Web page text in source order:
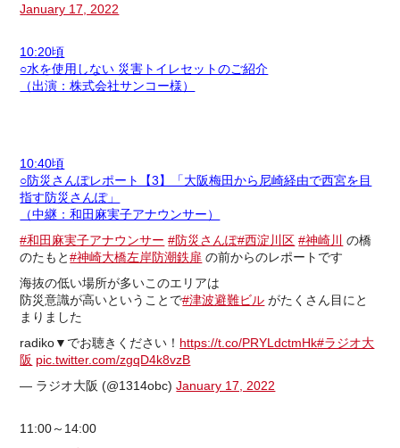
January 17, 2022
10:20頃
○水を使用しない 災害トイレセットのご紹介
（出演：株式会社サンコー様）
10:40頃
○防災さんぽレポート【3】「大阪梅田から尼崎経由で西宮を目
指す防災さんぽ」
（中継：和田麻実子アナウンサー）
#和田麻実子アナウンサー #防災さんぽ#西淀川区 #神崎川
の橋
のたもと#神崎大橋左岸防潮鉄扉 の前からのレポートです
海抜の低い場所が多いこのエリアは
防災意識が高いということで#津波避難ビル がたくさん目にと
まりました
radiko▼でお聴きください！ https://t.co/PRYLdctmHk#ラジオ大
阪 pic.twitter.com/zgqD4k8vzB
— ラジオ大阪 (@1314obc)January 17, 2022
11:00～14:00